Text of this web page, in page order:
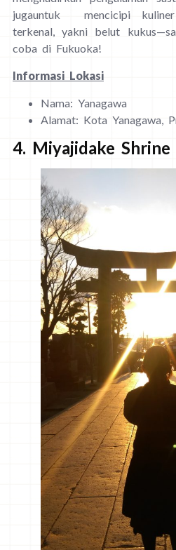
jugauntuk mencicipi
terkenal, yakni belut
coba di Fukuoka!
Informasi Lokasi
Nama: Yanagawa
Alamat: Kota Yanagawa,
4. Miyajidake Shrine